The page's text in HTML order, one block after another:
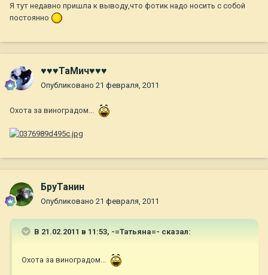
Я тут недавно пришла к выводу,что фотик надо носить с собой
постоянно
♥♥♥ТаМич♥♥♥
Опубликовано 21 февраля, 2011
Охота за виноградом...
БруТанин
Опубликовано 21 февраля, 2011
В 21.02.2011 в 11:53, -=Татьяна=- сказал:
Охота за виноградом...